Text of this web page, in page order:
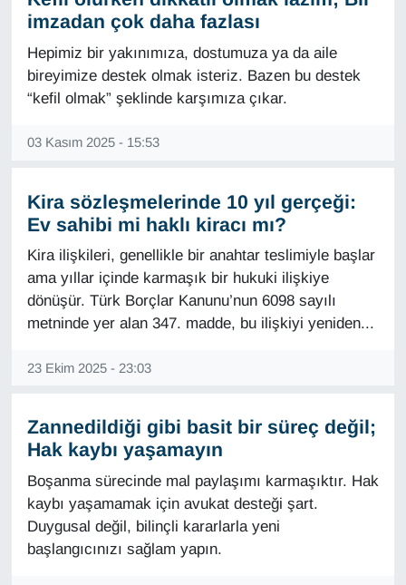
imzadan çok daha fazlası
Hepimiz bir yakınımıza, dostumuza ya da aile
bireyimize destek olmak isteriz. Bazen bu destek
“kefil olmak” şeklinde karşımıza çıkar.
03 Kasım 2025 - 15:53
Kira sözleşmelerinde 10 yıl gerçeği:
Ev sahibi mi haklı kiracı mı?
Kira ilişkileri, genellikle bir anahtar teslimiyle başlar
ama yıllar içinde karmaşık bir hukuki ilişkiye
dönüşür. Türk Borçlar Kanunu’nun 6098 sayılı
metninde yer alan 347. madde, bu ilişkiyi yeniden...
23 Ekim 2025 - 23:03
Zannedildiği gibi basit bir süreç değil;
Hak kaybı yaşamayın
Boşanma sürecinde mal paylaşımı karmaşıktır. Hak
kaybı yaşamamak için avukat desteği şart.
Duygusal değil, bilinçli kararlarla yeni
başlangıcınızı sağlam yapın.